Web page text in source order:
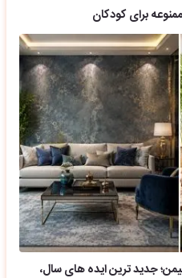
برای کودکان
جدید ترین ایده های سال،